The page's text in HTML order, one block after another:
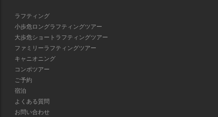
ラフティング
小歩危ロングラフティングツアー
大歩危ショートラフティングツアー
ファミリーラフティングツアー
キャニオニング
コンボツアー
ご予約
宿泊
よくある質問
お問い合わせ